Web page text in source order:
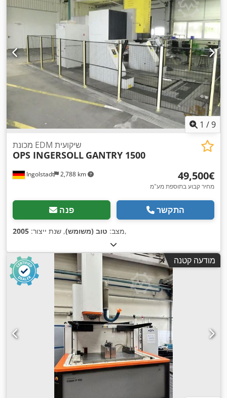
1 /9
Ingolstadt 2,788 km
מכונת EDM שיקועית
OPS INGERSOLL GANTRY 1500
‏49,500 ‏€
מחיר קבוע בתוספת מע"מ
פנה התקשר
מצב: טוב (משומש), שנת ייצור: 2005 ,
מודעה קטנה